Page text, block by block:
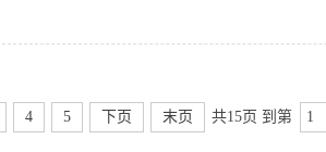
4 5 下页 末页 共15页 到第